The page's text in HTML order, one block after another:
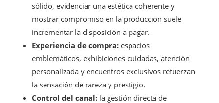
sólido, evidenciar una estética coherente y
mostrar compromiso en la producción suele
incrementar la disposición a pagar.
Experiencia de compra: espacios
emblemáticos, exhibiciones cuidadas, atención
personalizada y encuentros exclusivos refuerzan
la sensación de rareza y prestigio.
Control del canal: la gestión directa de